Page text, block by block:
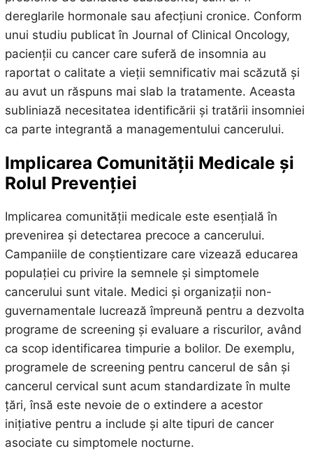
dereglarile hormonale sau afecțiuni cronice. Conform
unui studiu publicat în Journal of Clinical Oncology,
pacienții cu cancer care suferă de insomnia au
raportat o calitate a vieții semnificativ mai scăzută și
au avut un răspuns mai slab la tratamente. Aceasta
subliniază necesitatea identificării și tratării insomniei
ca parte integrantă a managementului cancerului.
Implicarea Comunității Medicale și
Rolul Prevenției
Implicarea comunității medicale este esențială în
prevenirea și detectarea precoce a cancerului.
Campaniile de conștientizare care vizează educarea
populației cu privire la semnele și simptomele
cancerului sunt vitale. Medici și organizații non-
guvernamentale lucrează împreună pentru a dezvolta
programe de screening și evaluare a riscurilor, având
ca scop identificarea timpurie a bolilor. De exemplu,
programele de screening pentru cancerul de sân și
cancerul cervical sunt acum standardizate în multe
țări, însă este nevoie de o extindere a acestor
inițiative pentru a include și alte tipuri de cancer
asociate cu simptomele nocturne.